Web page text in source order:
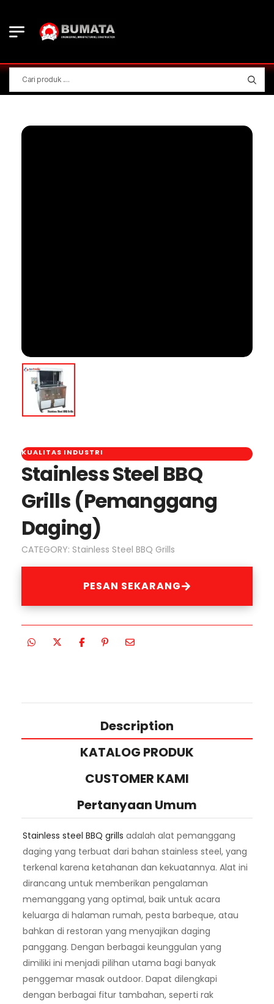
KUALITAS INDUSTRI
Stainless Steel BBQ
Grills (Pemanggang
Daging)
CATEGORY: Stainless Steel BBQ Grills
PESAN SEKARANG
Description
KATALOG PRODUK
CUSTOMER KAMI
Pertanyaan Umum
Stainless steel BBQ grills adalah alat pemanggang
daging yang terbuat dari bahan stainless steel, yang
terkenal karena ketahanan dan kekuatannya. Alat ini
dirancang untuk memberikan pengalaman
memanggang yang optimal, baik untuk acara
keluarga di halaman rumah, pesta barbeque, atau
bahkan di restoran yang menyajikan daging
panggang. Dengan berbagai keunggulan yang
dimiliki ini menjadi pilihan utama bagi banyak
penggemar masak outdoor. Dapat dilengkapi
dengan berbagai fitur tambahan, seperti rak